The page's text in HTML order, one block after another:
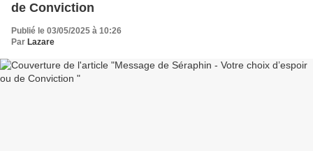
de Conviction
Publié le 03/05/2025 à 10:26
Par Lazare